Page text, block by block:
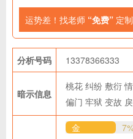
运势差！找老师 “免费” 定制
分析号码 13378366333
暗示信息
桃花 纠纷 敷衍
偏门 牢狱 变故
金